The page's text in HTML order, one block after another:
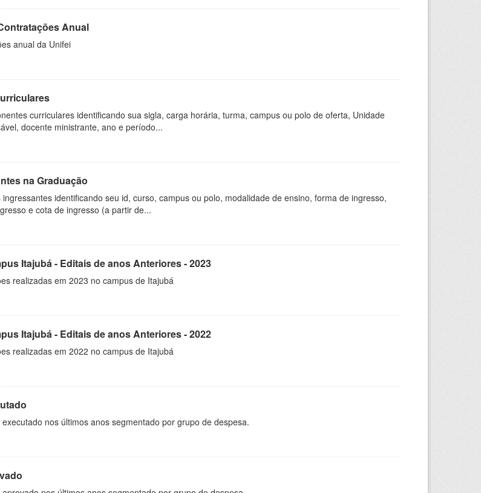
Anual
anual da Unifei
curriculares identificando sua sigla, carga horária, turma, campus ou polo de oferta, Unidade
docente ministrante, ano e período...
na Graduação
identificando seu id, curso, campus ou polo, modalidade de ensino, forma de ingresso,
e cota de ingresso (a partir de...
Itajubá - Editais de anos Anteriores - 2023
realizadas em 2023 no campus de Itajubá
Itajubá - Editais de anos Anteriores - 2022
realizadas em 2022 no campus de Itajubá
nos últimos anos segmentado por grupo de despesa.